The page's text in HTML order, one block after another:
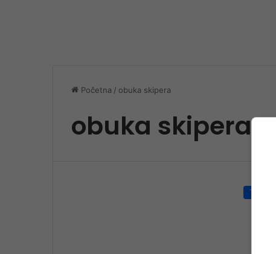
Početna / obuka skipera
obuka skipera
Turizam